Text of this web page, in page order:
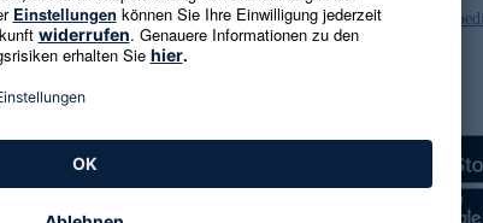
Es gelten die Datenschutzrichtlinienund die
Kundenbewertung